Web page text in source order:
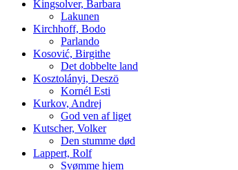
Kingsolver, Barbara
Lakunen
Kirchhoff, Bodo
Parlando
Kosović, Birgithe
Det dobbelte land
Kosztolányi, Deszö
Kornél Esti
Kurkov, Andrej
God ven af liget
Kutscher, Volker
Den stumme død
Lappert, Rolf
Svømme hjem